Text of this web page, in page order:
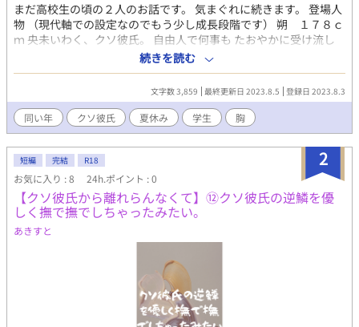
まだ高校生の頃の２人のお話です。 気まぐれに続きます。 登場人
物 （現代軸での設定なのでもう少し成長段階です） 朔 １７８ｃ
ｍ 央未いわく、クソ彼氏。 自由人で何事も たおやかに受け流し
てしまう。 風のような青年。 久しぶりに央未と再会して 心が暴風
域。 自分の心には、少しうとい。 とりあえず央未の顔は好き。 央
未 １７０ｃｍ 朔に逃げられたせいで すっかり性格が、ねじ曲が
り 素直さを忘れてしまった。 でも時々、強がる事を忘れ 無邪気に
なる。 しらずしらず、彼氏を 束縛しちゃう系。 元は、人当たりが
いい好青年。
続きを読む
文字数 3,859 最終更新日 2023.8.5 登録日 2023.8.3
同い年 クソ彼氏 夏休み 学生 胸
2
短編 完結 R18
お気に入り : 8 24h.ポイント : 0
【クソ彼氏から離れらんなくて】⑫クソ彼氏の逆鱗を優
しく撫で撫でしちゃったみたい。
あきすと